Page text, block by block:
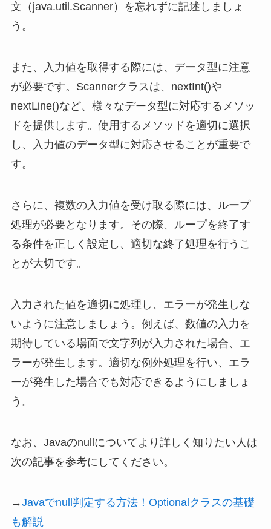
文（java.util.Scanner）を忘れずに記述しましょ
う。
また、入力値を取得する際には、データ型に注意
が必要です。Scannerクラスは、nextInt()や
nextLine()など、様々なデータ型に対応するメソッ
ドを提供します。使用するメソッドを適切に選択
し、入力値のデータ型に対応させることが重要で
す。
さらに、複数の入力値を受け取る際には、ループ
処理が必要となります。その際、ループを終了す
る条件を正しく設定し、適切な終了処理を行うこ
とが大切です。
入力された値を適切に処理し、エラーが発生しな
いように注意しましょう。例えば、数値の入力を
期待している場面で文字列が入力された場合、エ
ラーが発生します。適切な例外処理を行い、エラ
ーが発生した場合でも対応できるようにしましょ
う。
なお、Javaのnullについてより詳しく知りたい人は
次の記事を参考にしてください。
→Javaでnull判定する方法！Optionalクラスの基礎
も解説